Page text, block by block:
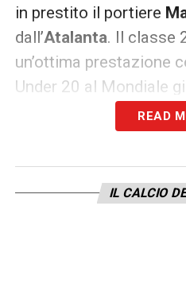
in prestito il portiere
dall’Atalanta. Il classe
un’ottima prestazione
Under 20 al Mondiale
La formula di
punti fermi della
READ
IL CALCIO